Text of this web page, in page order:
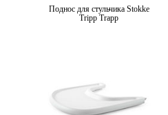
Поднос для стульчика Stokke
Tripp Trapp